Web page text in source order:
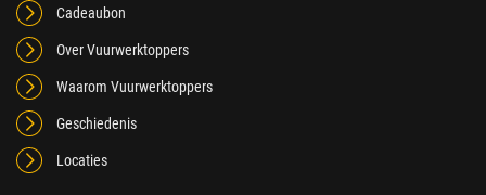
Cadeaubon
Over Vuurwerktoppers
Waarom Vuurwerktoppers
Geschiedenis
Locaties